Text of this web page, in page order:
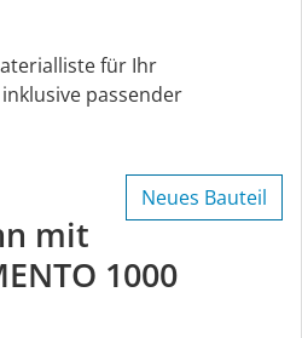
für Ihr
passender
Neues Bauteil
mit
1000